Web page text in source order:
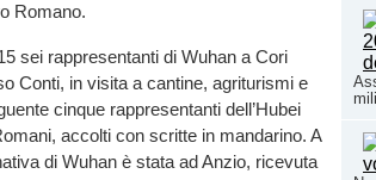
Romano.
sei rappresentanti di Wuhan a Cori
Conti, in visita a cantine, agriturismi e
cinque rappresentanti dell’Hubei
accolti con scritte in mandarino. A
di Wuhan è stata ad Anzio, ricevuta